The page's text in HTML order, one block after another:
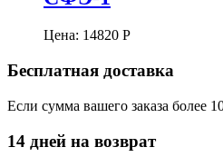
Цена: 14820 Р
Бесплатная доставка
Если сумма вашего заказа более
14 дней на возврат